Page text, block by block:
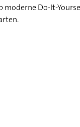
moderne Do-It-